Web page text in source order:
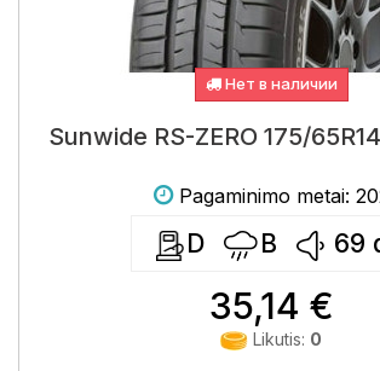
Нет в наличии
Sunwide RS-ZERO 175/
Pagaminimo metai:
D B 69
35,14 €
Likutis: 0